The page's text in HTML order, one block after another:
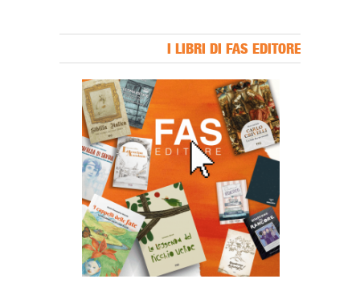
I LIBRI DI FAS EDITORE